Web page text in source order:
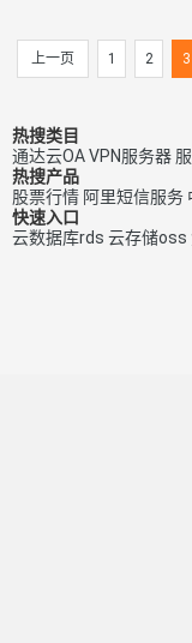
上一页 1 2 3
热搜类目
通达云OAVPN服务器
热搜产品
股票行情 阿里短信服务
快速入口
云数据库rds 云存储oss